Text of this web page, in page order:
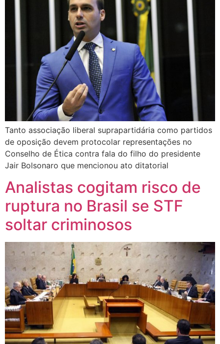
Tanto associação liberal suprapartidária como partidos
de oposição devem protocolar representações no
Conselho de Ética contra fala do filho do presidente
Jair Bolsonaro que mencionou ato ditatorial
Analistas cogitam risco de
ruptura no Brasil se STF
soltar criminosos